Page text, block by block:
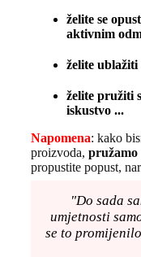
želite se
aktivnim
želite ublažiti
želite pružiti
iskustvo ...
Napomena: kako
proizvoda, pružamo
propustite popust,
"Do sada
umjetnosti
se to